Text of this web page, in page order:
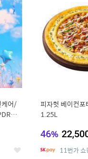
어/
좋
피자헛 베이컨
1.25L
46%
11번가 쇼